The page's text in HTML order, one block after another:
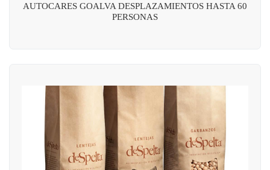
AUTOCARES GOALVA DESPLAZAMIENTOS HASTA 60
PERSONAS